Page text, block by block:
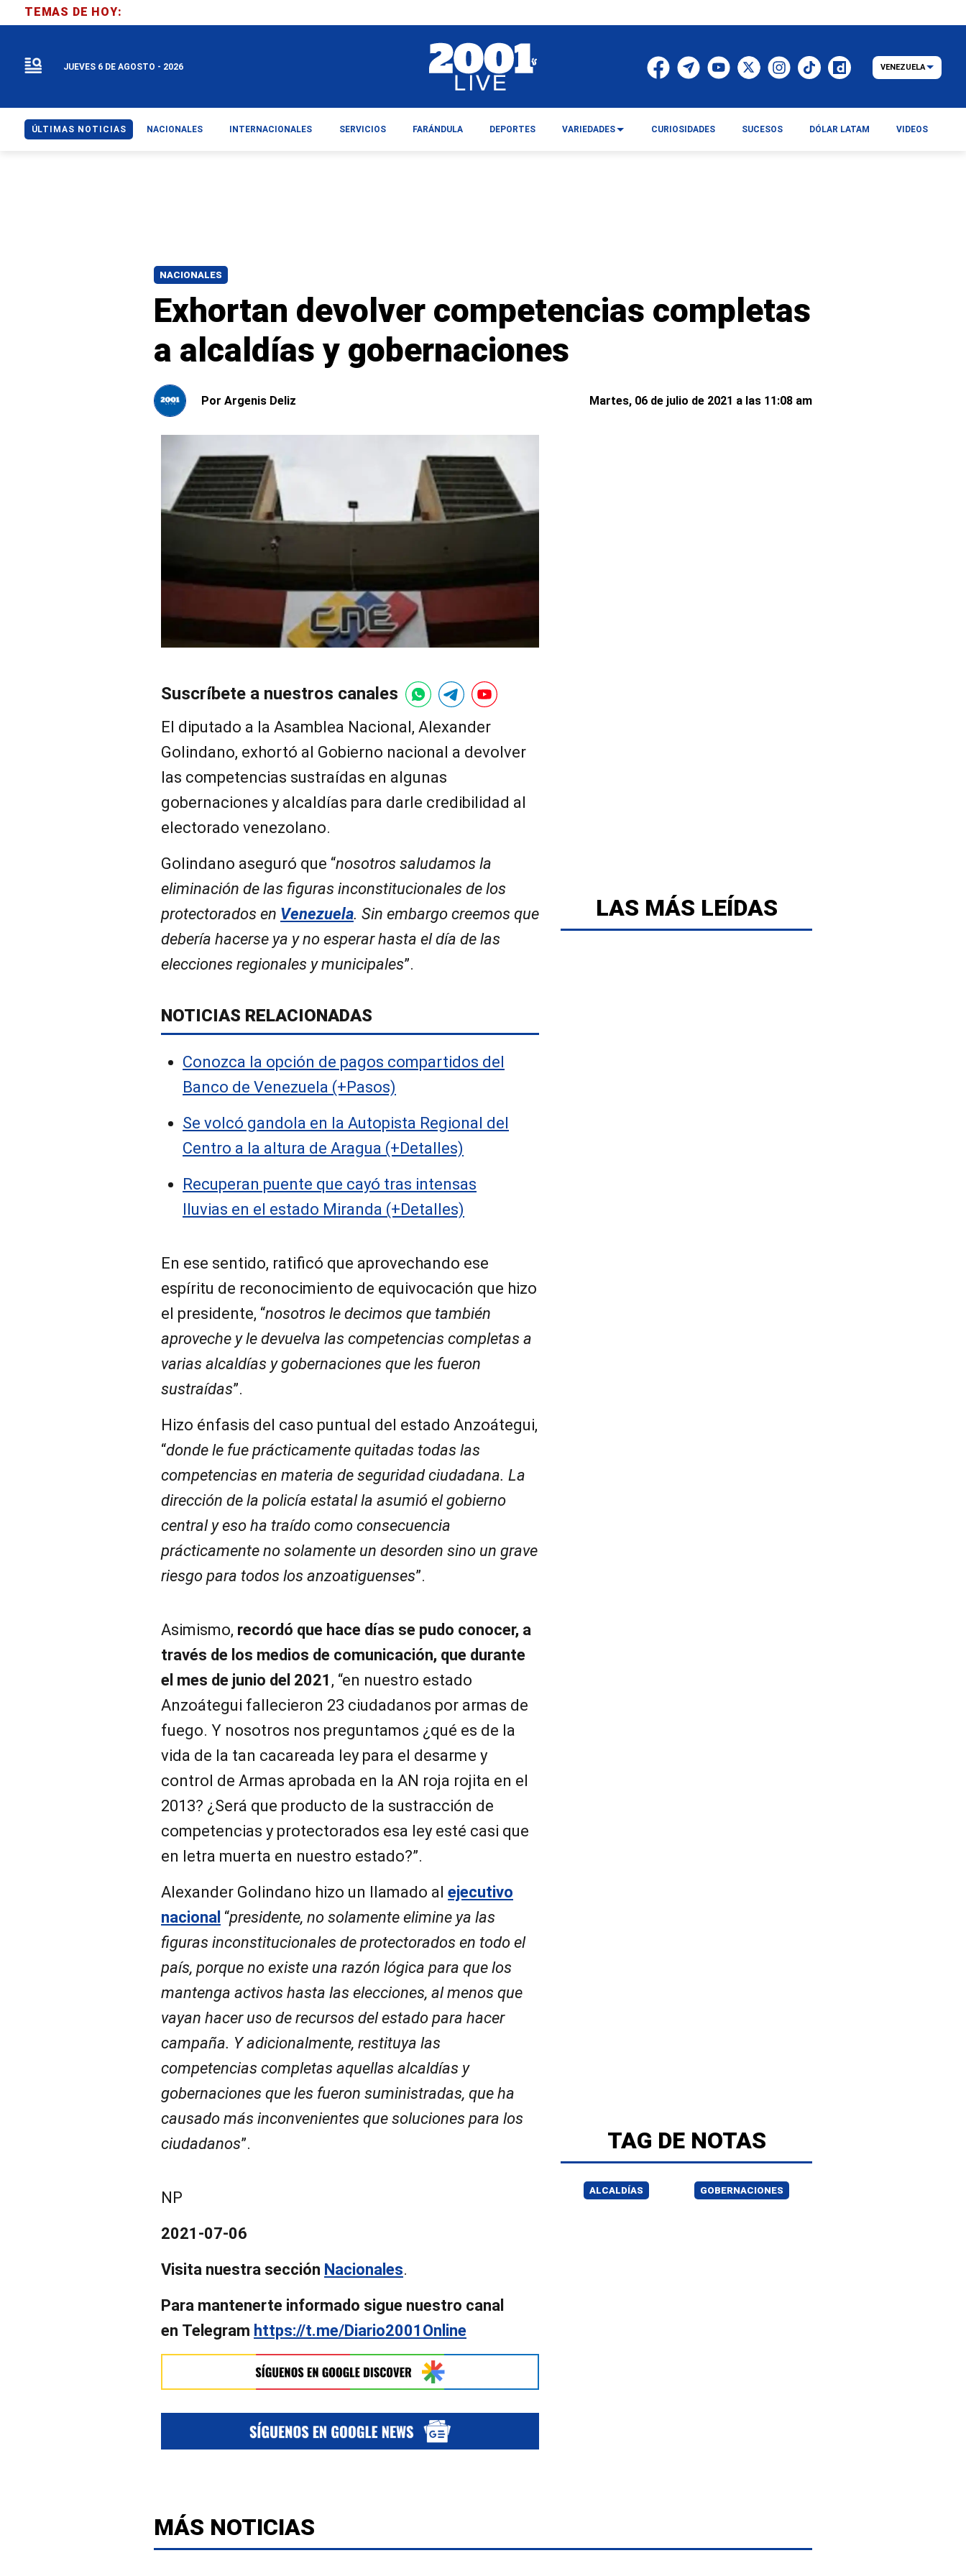
NACIONALES
Exhortan devolver competencias completas
a alcaldías y gobernaciones
Por Argenis Deliz Martes, 06 de julio de 2021 a las 11:08 am
Suscríbete a nuestros canales
El diputado a la Asamblea Nacional, Alexander
Golindano, exhortó al Gobierno nacional a devolver
las competencias sustraídas en algunas
gobernaciones y alcaldías para darle credibilidad al
electorado venezolano.
Golindano aseguró que “nosotros saludamos la
eliminación de las figuras inconstitucionales de los
protectorados en Venezuela. Sin embargo creemos que
debería hacerse ya y no esperar hasta el día de las
elecciones regionales y municipales”.
NOTICIAS RELACIONADAS
Conozca la opción de pagos compartidos del
Banco de Venezuela (+Pasos)
Se volcó gandola en la Autopista Regional del
Centro a la altura de Aragua (+Detalles)
Recuperan puente que cayó tras intensas
lluvias en el estado Miranda (+Detalles)
En ese sentido, ratificó que aprovechando ese
espíritu de reconocimiento de equivocación que hizo
el presidente, “nosotros le decimos que también
aproveche y le devuelva las competencias completas a
varias alcaldías y gobernaciones que les fueron
sustraídas”.
Hizo énfasis del caso puntual del estado Anzoátegui,
“donde le fue prácticamente quitadas todas las
competencias en materia de seguridad ciudadana. La
dirección de la policía estatal la asumió el gobierno
central y eso ha traído como consecuencia
prácticamente no solamente un desorden sino un grave
riesgo para todos los anzoatiguenses”.
Asimismo, recordó que hace días se pudo conocer, a
través de los medios de comunicación, que durante
el mes de junio del 2021 , “en nuestro estado
Anzoátegui fallecieron 23 ciudadanos por armas de
fuego. Y nosotros nos preguntamos ¿qué es de la
vida de la tan cacareada ley para el desarme y
control de Armas aprobada en la AN roja rojita en el
2013? ¿Será que producto de la sustracción de
competencias y protectorados esa ley esté casi que
en letra muerta en nuestro estado?”.
Alexander Golindano hizo un llamado al ejecutivo
nacional “presidente, no solamente elimine ya las
figuras inconstitucionales de protectorados en todo el
país, porque no existe una razón lógica para que los
mantenga activos hasta las elecciones, al menos que
vayan hacer uso de recursos del estado para hacer
campaña. Y adicionalmente, restituya las
competencias completas aquellas alcaldías y
gobernaciones que les fueron suministradas, que ha
causado más inconvenientes que soluciones para los
ciudadanos”.
NP
2021-07-06
Visita nuestra sección Nacionales.
Para mantenerte informado sigue nuestro canal
en Telegram https://t.me/Diario2001Online
LAS MÁS LEÍDAS
TAG DE NOTAS
ALCALDÍAS GOBERNACIONES
MÁS NOTICIAS
TEMAS DE HOY:
JUEVES 6 DE AGOSTO - 2026 VENEZUELA
ÚLTIMAS NOTICIAS NACIONALES INTERNACIONALES SERVICIOS FARÁNDULA DEPORTES VARIEDADES CURIOSIDADES SUCESOS DÓLAR LATAM VIDEOS